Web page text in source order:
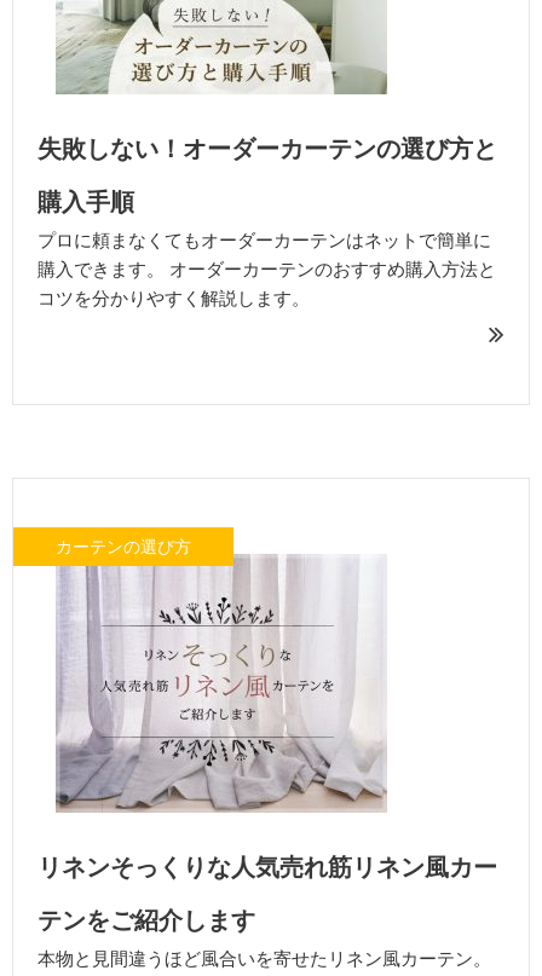
失敗しない！オーダーカーテンの選び方と
購入手順
プロに頼まなくてもオーダーカーテンはネットで簡単に
購入できます。 オーダーカーテンのおすすめ購入方法と
コツを分かりやすく解説します。
カーテンの選び方
リネンそっくりな人気売れ筋リネン風カー
テンをご紹介します
本物と見間違うほど風合いを寄せたリネン風カーテン。